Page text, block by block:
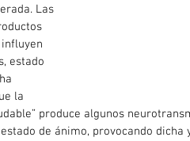
Las
estado
la
produce algunos
de ánimo, provocando dicha